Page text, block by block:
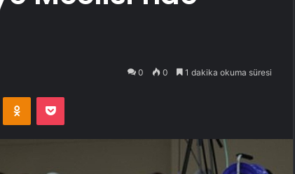
0 0 1 dakika okuma süresi
Odnoklassniki
Pocket